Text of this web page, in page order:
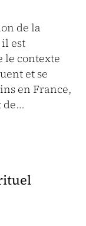
de la
est
le contexte
et se
en France,
de…